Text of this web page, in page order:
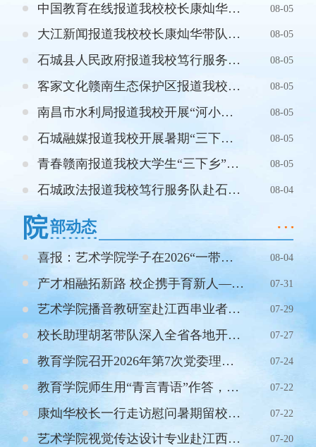
中国教育在线报道我校校长康灿华带队开展暑期2026级新生家访专项行动 08-05
大江新闻报道我校校长康灿华带队开展暑期2026级新生家访专项行动 08-05
石城县人民政府报道我校笃行服务队来到木兰乡，开展为期数天的系列实践活动 08-05
客家文化赣南生态保护区报道我校笃行服务队三下乡实践活动 08-05
南昌市水利局报道我校开展“河小青”护河志愿活动 08-05
石城融媒报道我校开展暑期“三下乡”社会实践活动 08-05
青春赣南报道我校大学生“三下乡”实践掠影 08-05
石城政法报道我校笃行服务队赴石城开展“法治赣鄱行”暑期大思政实践活动 08-04
院部动态
喜报：艺术学院学子在2026“一带一路”暨金砖国家技能发展与技术创新大赛中荣获一等奖 08-04
产才相融拓新路 校企携手育新人——我校参加江西微短剧千人招聘大会并完成校企签约 07-31
艺术学院播音教研室赴江西串业者企业管理有限公司开展访企拓岗专项行动 07-29
校长助理胡茗带队深入全省各地开展2026级新生入户走访专项活动 07-27
教育学院召开2026年第7次党委理论学习中心组（扩大）学习会 07-24
教育学院师生用“青言青语”作答，用“实干实绩”践行 07-22
康灿华校长一行走访慰问暑期留校备考学子 07-22
艺术学院视觉传达设计专业赴江西启点互动营销策划有限公司开展访企拓岗专项行动 07-20